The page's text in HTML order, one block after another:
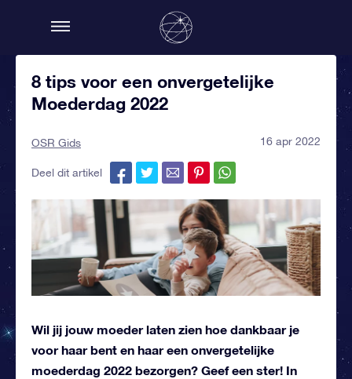
8 tips voor een onvergetelijke
Moederdag 2022
OSR Gids 16 apr 2022
Deel dit artikel
Wil jij jouw moeder laten zien hoe dankbaar je
voor haar bent en haar een onvergetelijke
moederdag 2022 bezorgen? Geef een ster! In